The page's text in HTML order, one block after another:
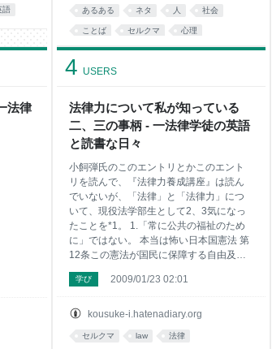
伝え
たら
解
につ
語 あるある ネタ 人 社会
ことば セルクマ 心理
法律
法律力について私が知っている
二、三の事柄 - 一法律学徒の英語
と読書な日々
4 USERS
kousuke-i.hatenadiary.org
小飼弾氏のこのエントリとかこのエント
リを読んで、『法律力養成講座』は読ん
でいないが、「法律」と「法律力」につ
いて、現役法学部生として2、3気になっ
たことを*1。 1.「常に公共の福祉のため
に」ではない。 本当は怖い日本国憲法 第
12条この憲法が国民に保障する自由及び
権利は、国民の不断の努力によつて、こ
れを保持しなければならない。又、国民
て、常に公共の福祉のためにこれを利用
よ。 「常に公共の福祉のために」です
学び 2009/01/23 02:01
セルクマ law 法律